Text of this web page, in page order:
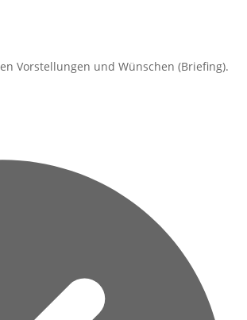
Vorstellungen und Wünschen (Briefing).